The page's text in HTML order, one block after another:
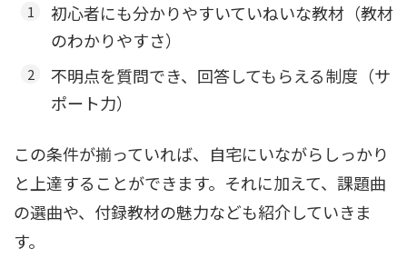
初心者にも分かりやすいていねいな教材（教材
のわかりやすさ）
不明点を質問でき、回答してもらえる制度（サ
ポート力）
この条件が揃っていれば、自宅にいながらしっかり
と上達することができます。それに加えて、課題曲
の選曲や、付録教材の魅力なども紹介していきま
す。